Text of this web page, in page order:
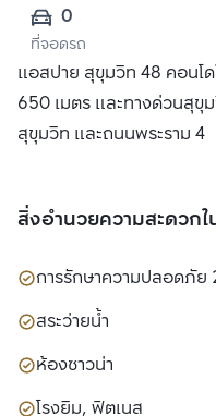
0
ที่จอดรถ
แอสปาย สุขุมวิท 48 คอนโด
650 เมตร และทางด่วนสุขุม
สุขุมวิท และถนนพระราม 4
สิ่งอำนวยความสะดวกใ
การรักษาความปลอดภัย
สระว่ายน้ำ
ห้องซาวน่า
โรงยิม, ฟิตเนส